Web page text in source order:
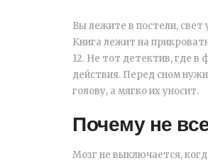
Вы лежите в постели,
Книга лежит на
12. Не тот детектив, где в
действия. Перед сном
голову, а мягко их уносит.
Почему не
Мозг не выключается,